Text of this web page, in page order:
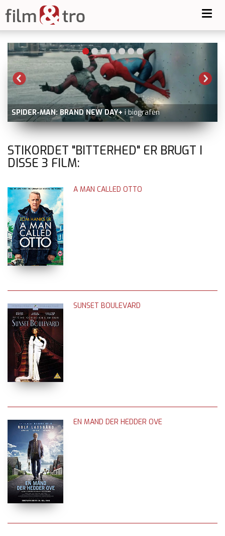
SPIDER-MAN: BRAND NEW DAY+ i biografen
STIKORDET "BITTERHED" ER BRUGT I
DISSE 3 FILM:
A MAN CALLED OTTO
SUNSET BOULEVARD
EN MAND DER HEDDER OVE